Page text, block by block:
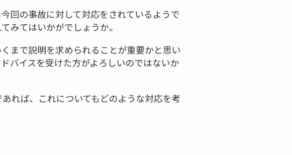
回の事故に対して対応をされているようで
みてはいかがでしょうか。
まで説明を求められることが重要かと思い
バイスを受けた方がよろしいのではないか
れば、これについてもどのような対応を考